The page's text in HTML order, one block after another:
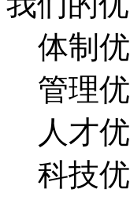
体制
管理
人才
科技